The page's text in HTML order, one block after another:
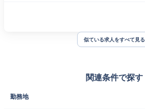
似ている求人をすべて見る
関連条件で探す
勤務地